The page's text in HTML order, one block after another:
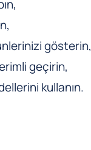
gösterin,
geçirin,
kullanın.